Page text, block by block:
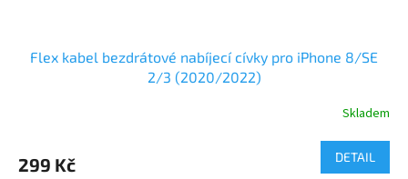
Flex kabel bezdrátové nabíjecí cívky pro iPhone 8/SE
2/3 (2020/2022)
Skladem
299 Kč DETAIL